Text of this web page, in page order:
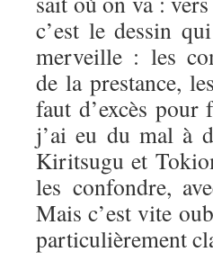
c’est le dessin
merveille : les
de la prestance,
faut d’excès pour
j’ai eu du mal à
Kiritsugu et
les confondre,
Mais c’est vite
particulièrement